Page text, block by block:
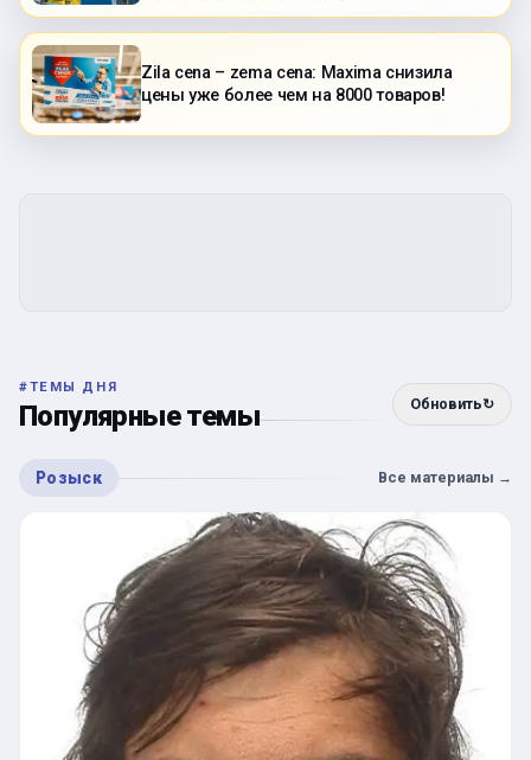
Zila cena – zema cena: Maxima снизила
цены уже более чем на 8000 товаров!
#ТЕМЫ ДНЯ
Популярные темы Обновить↻
Розыск Все материалы →